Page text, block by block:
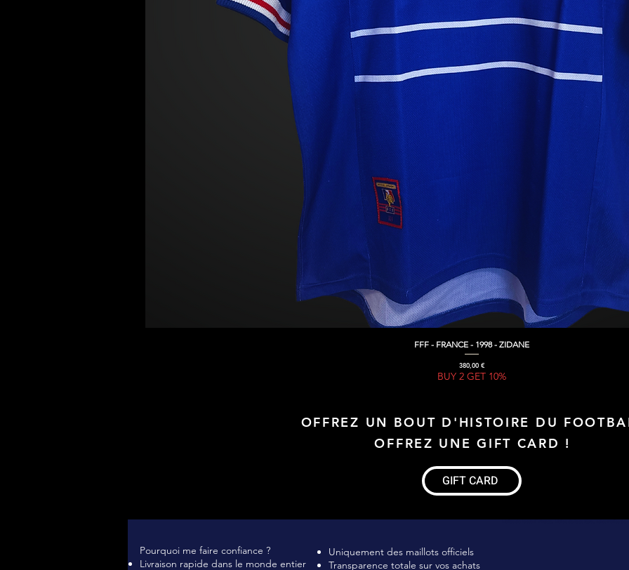
Aperçu rapide
FFF - FRANCE - 1998 - ZIDANE
Prix
380,00 €
BUY 2 GET 10%
OFFREZ UN BOUT D'HISTOIRE DU
OFFREZ UNE GIFT CARD !
GIFT CARD
Pourquoi me faire confiance ?
Livraison rapide dans le monde entier
Uniquement des maillots officiels
Transparence totale sur vos achats